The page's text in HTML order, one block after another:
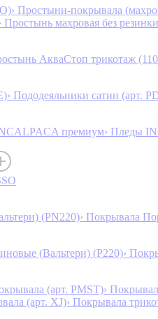
› Простыни-покрывала
Простынь махровая без
АкваСтоп трикотаж
› Пододеяльники сатин (арт.
премиум› Пледы
(PN220)› Покрывала
(Вальтери) (P220)›
(арт. PMST)›
(арт. XJ)› Покрывала